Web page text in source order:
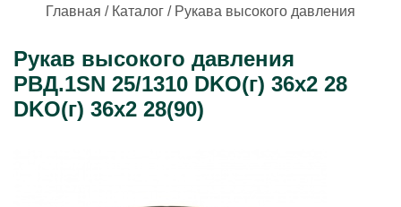
Главная / Каталог / Рукава высокого давления
Рукав высокого давления
РВД.1SN 25/1310 DKO(г) 36х2 28
DKO(г) 36х2 28(90)